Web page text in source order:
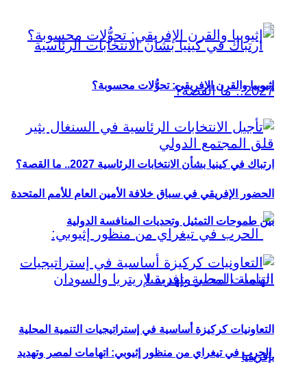
ارتباك في كينيا بشأن الانتخابات الرئاسية 2027.. ما القصة؟
الحرب في تيغراي من منظور إثيوبي: اتهامات لمصر وتهديد
إثيوبيا والقرن الإفريقي: تحوُّلات محسوبة؟
الحضور الإفريقي في سباق خلافة الأمين العام للأمم المتحدة
بين طموحات التمثيل وتحديات المنافسة الدولية
التعاونيات كركيزة أساسية في إستراتيجيات التنمية المحلية
بإفريقيا